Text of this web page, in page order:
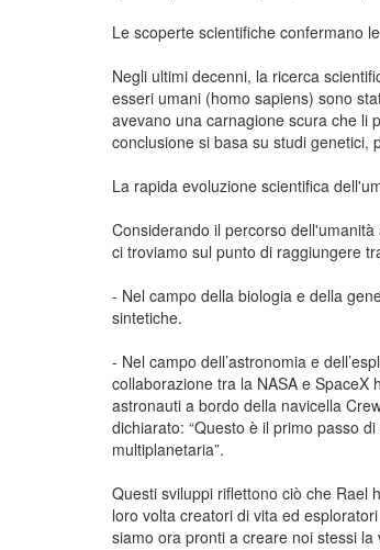
Le scoperte scientifiche confermano
Negli ultimi decenni, la ricerca
esseri umani (homo sapiens) sono
avevano una carnagione scura che li
conclusione si basa su studi genetici,
La rapida evoluzione scientifica
Considerando il percorso
ci troviamo sul punto di raggiungere
- Nel campo della biologia e della
sintetiche.
- Nel campo dell’astronomia e
collaborazione tra la NASA e
astronauti a bordo della navicella
dichiarato: “Questo è il primo passo
multiplanetaria”.
Questi sviluppi riflettono ciò che Rael
loro volta creatori di vita ed
siamo ora pronti a creare noi stessi